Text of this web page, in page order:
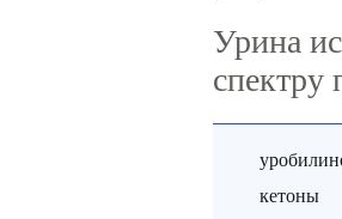
Урина
спектру
кетоны